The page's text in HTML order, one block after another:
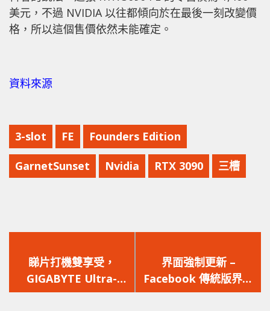
美元，不過 NVIDIA 以往都傾向於在最後一刻改變價
格，所以這個售價依然未能確定。
資料來源
3-slot FE Founders Edition
GarnetSunset Nvidia RTX 3090 三槽
一
篇
文
睇片打機雙享受，
GIGABYTE Ultra-
wide 34″ 電競螢幕強
一
篇
文
界面強制更新 –
Facebook 傳統版界面
將於 9 月全面取消